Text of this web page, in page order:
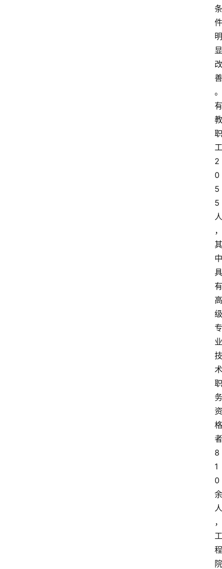
条
件
明
显
改
善
。
有
教
职
工
2
0
5
5
人
，
其
中
具
有
高
级
专
业
技
术
职
务
资
格
者
8
1
0
余
人
，
工
程
院